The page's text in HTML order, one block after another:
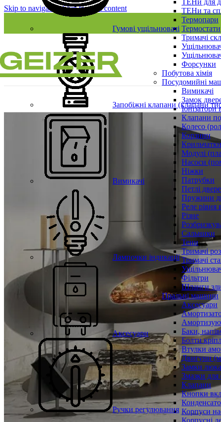
Skip to navigationSkip to main content
ТЕНи та
Термопари
Термостати
Тримачі
Форсунки
Побутова хімія
Посудомийні
Вимикачі
Замок
Клапани
Колесо
Корзини
Модулі
Насоси
Ніжки
Патрубки
Петлі
Пружини
Реле рівня
Різне
Сальники
Тени
Тримачі
Тримачі
Фільтри
Шланги
Пральні машини
Аксесуари
Баки,
Болти
Втулки
Двигуни
Замки люка
Змазки для
Клапани
Кнопки
Корпуси
Корпусні
Гумові ущільнювачі
Запобіжні клапани (клапани
Вимикачі
Лампочки індикації
Аксесуари
Ручки регулювання